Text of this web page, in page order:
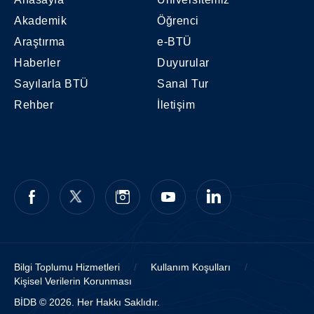
from the Foreign Language Placement Test
(YDS) 4 - Minimum 2.00 of graduating score
in Bachelor's diploma, For more information
about the program, please visit
https://fbe.btu.edu.tr/
Edilen Programlar
Akademik
Öğrenci
Araştırma
e-BTÜ
Haberler
Duyurular
Sayılarla BTÜ
Sanal Tur
Rehber
İletişim
Bilgi Toplumu Hizmetleri / Kullanım Koşulları
/
Kişisel Verilerin Korunması
BİDB © 2026. Her Hakkı Saklıdır.